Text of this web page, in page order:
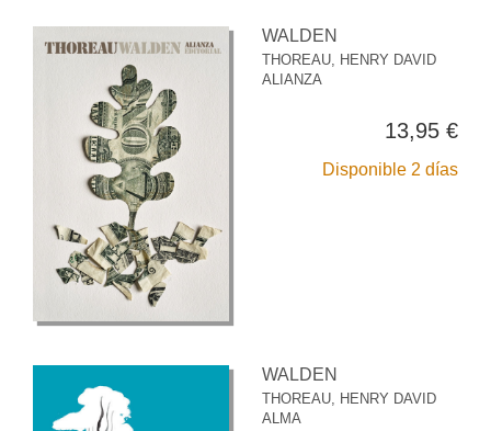
WALDEN
THOREAU, HENRY DAVID
ALIANZA
13,95 €
Disponible 2 días
WALDEN
THOREAU, HENRY DAVID
ALMA